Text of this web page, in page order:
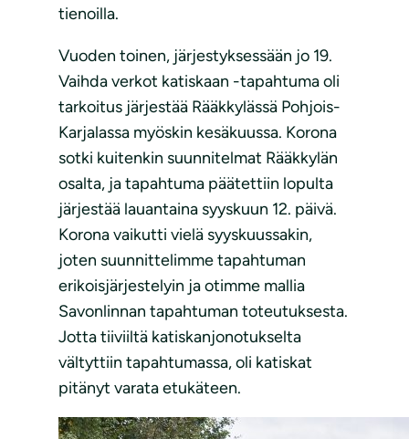
tienoilla.
Vuoden toinen, järjestyksessään jo 19.
Vaihda verkot katiskaan -tapahtuma oli
tarkoitus järjestää Rääkkylässä Pohjois-
Karjalassa myöskin kesäkuussa. Korona
sotki kuitenkin suunnitelmat Rääkkylän
osalta, ja tapahtuma päätettiin lopulta
järjestää lauantaina syyskuun 12. päivä.
Korona vaikutti vielä syyskuussakin,
joten suunnittelimme tapahtuman
erikoisjärjestelyin ja otimme mallia
Savonlinnan tapahtuman toteutuksesta.
Jotta tiiviiltä katiskanjonotukselta
vältyttiin tapahtumassa, oli katiskat
pitänyt varata etukäteen.